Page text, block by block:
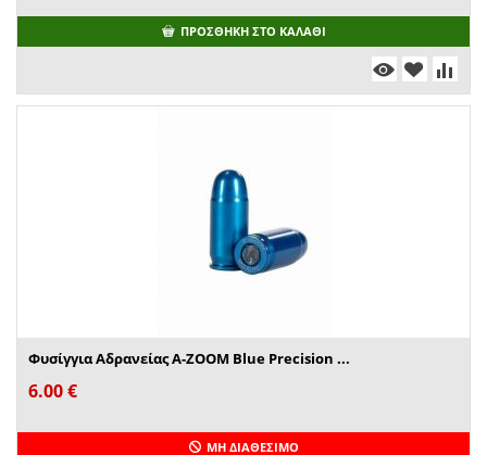
ΠΡΟΣΘΉΚΗ ΣΤΟ ΚΑΛΆΘΙ
Φυσίγγια Αδρανείας A-ZOOM Blue Precision ...
6.00€
ΜΗ ΔΙΑΘΈΣΙΜΟ